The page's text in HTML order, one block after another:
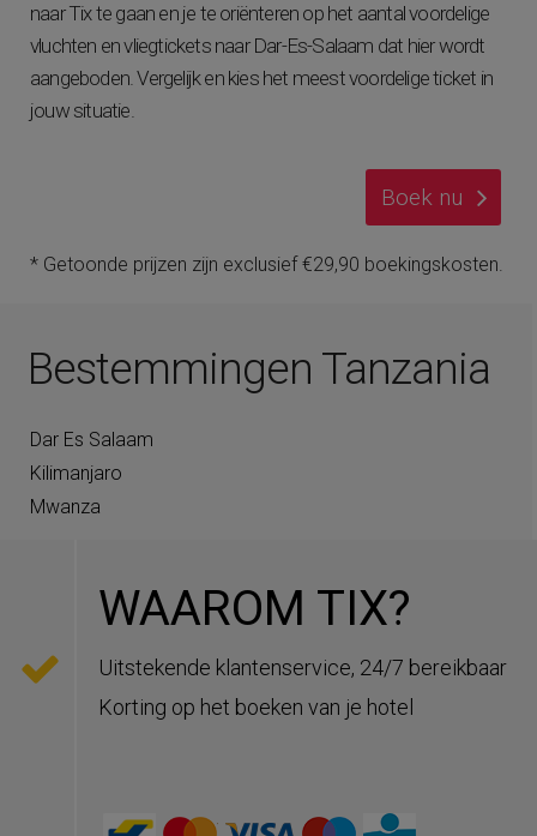
Boek nu
naar Tix te gaan en je te oriënteren op het aantal voordelige
vluchten en vliegtickets naar Dar-Es-Salaam dat hier wordt
aangeboden. Vergelijk en kies het meest voordelige ticket in
jouw situatie.
* Getoonde prijzen zijn exclusief €29,90 boekingskosten.
Bestemmingen Tanzania
Dar Es Salaam
Kilimanjaro
Mwanza
WAAROM TIX?
Uitstekende klantenservice, 24/7 bereikbaar
Korting op het boeken van je hotel